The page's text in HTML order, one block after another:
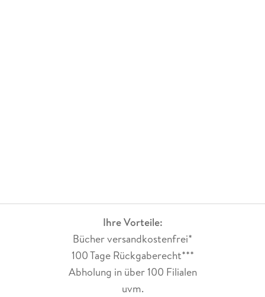
Ihre Vorteile:
Bücher versandkostenfrei*
100 Tage Rückgaberecht***
Abholung in über 100 Filialen
uvm.